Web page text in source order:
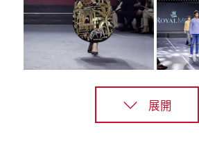
展開